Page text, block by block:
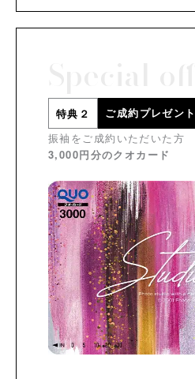
特典２
ご成約プレゼント
振袖をご成約いただいた方
3,000円分のクオカード